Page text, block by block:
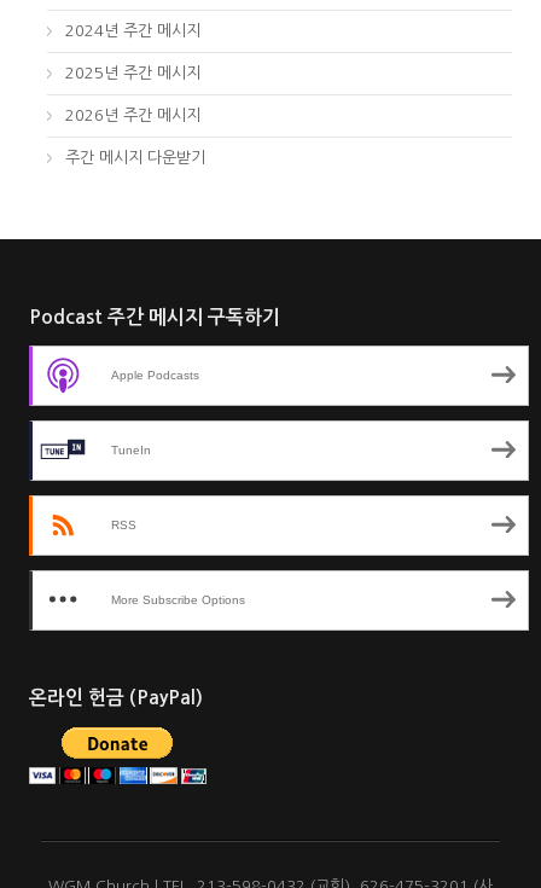
2024년 주간 메시지
2025년 주간 메시지
2026년 주간 메시지
주간 메시지 다운받기
Podcast 주간 메시지 구독하기
Apple Podcasts
TuneIn
RSS
More Subscribe Options
온라인 헌금 (PayPal)